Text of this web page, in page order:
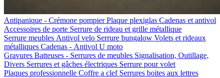
Antipanique - Crémone pompierPlaque plexiglas Cadenas et antivol
Accessoires de porte Serrure de rideau et grille métallique
Serrure meubles Antivol velo Serrure bungalow Volets et rideaux
métalliques Cadenas - Antivol U moto
Gravures Batteuses - Serrures de meubles Signalisation, Outillage,
Divers Serrures et gâches électriques Serrure pour volet
Plaques professionnelle Coffre a clef Serrures boites aux lettres